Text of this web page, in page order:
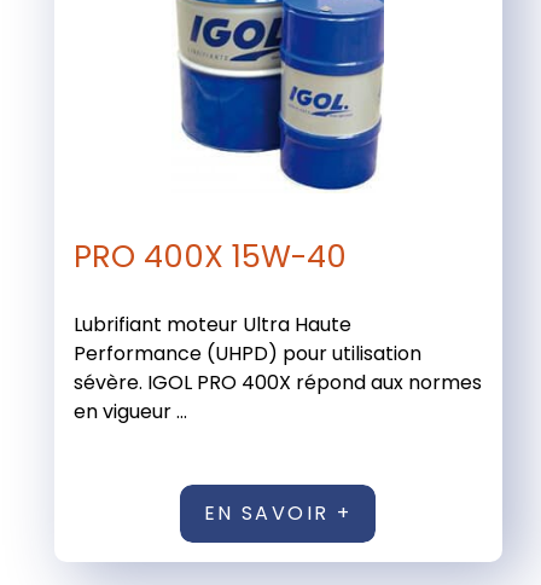
PRO 400X 15W-40
Lubrifiant moteur Ultra Haute
Performance (UHPD) pour utilisation
sévère. IGOL PRO 400X répond aux normes
en vigueur ...
EN SAVOIR +